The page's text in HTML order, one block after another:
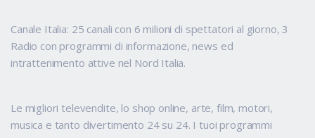
Canale Italia: 25 canali con 6 milioni di spettatori al giorno, 3
Radio con programmi di informazione, news ed
intrattenimento attive nel Nord Italia.
Le migliori televendite, lo shop online, arte, film, motori,
musica e tanto divertimento 24 su 24. I tuoi programmi